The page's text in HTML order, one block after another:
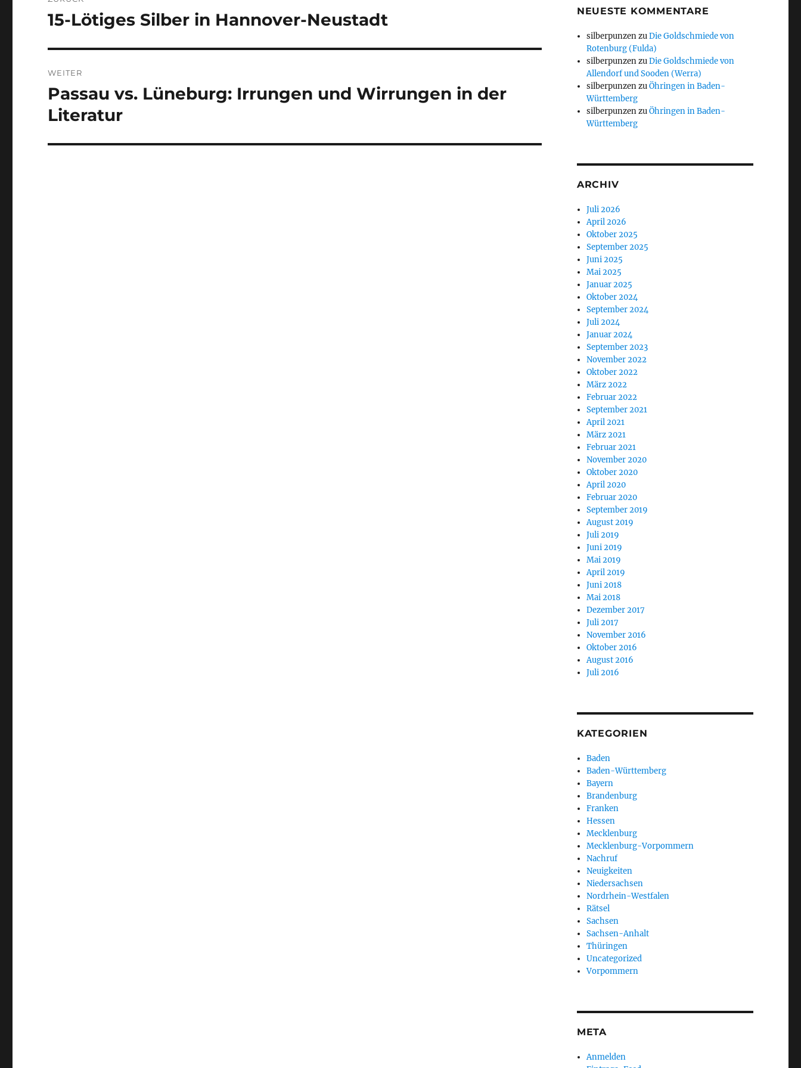
Vorheriger
15-Lötiges Silber in Hannover-Neustadt
WEITER
Nächster
Beitrag:
Passau vs. Lüneburg: Irrungen und Wirrungen in der
Literatur
NEUESTE KOMMENTARE
silberpunzenzuDie Goldschmiede von
Rotenburg (Fulda)
silberpunzenzuDie Goldschmiede von
Allendorf und Sooden (Werra)
silberpunzenzuÖhringen in Baden-
Württemberg
silberpunzenzuÖhringen in Baden-
Württemberg
ARCHIV
Juli 2026
April 2026
Oktober 2025
September 2025
Juni 2025
Mai 2025
Januar 2025
Oktober 2024
September 2024
Juli 2024
Januar 2024
September 2023
November 2022
Oktober 2022
März 2022
Februar 2022
September 2021
April 2021
März 2021
Februar 2021
November 2020
Oktober 2020
April 2020
Februar 2020
September 2019
August 2019
Juli 2019
Juni 2019
Mai 2019
April 2019
Juni 2018
Mai 2018
Dezember 2017
Juli 2017
November 2016
Oktober 2016
August 2016
Juli 2016
KATEGORIEN
Baden
Baden-Württemberg
Bayern
Brandenburg
Franken
Hessen
Mecklenburg
Mecklenburg-Vorpommern
Nachruf
Neuigkeiten
Niedersachsen
Nordrhein-Westfalen
Rätsel
Sachsen
Sachsen-Anhalt
Thüringen
Uncategorized
Vorpommern
META
Anmelden